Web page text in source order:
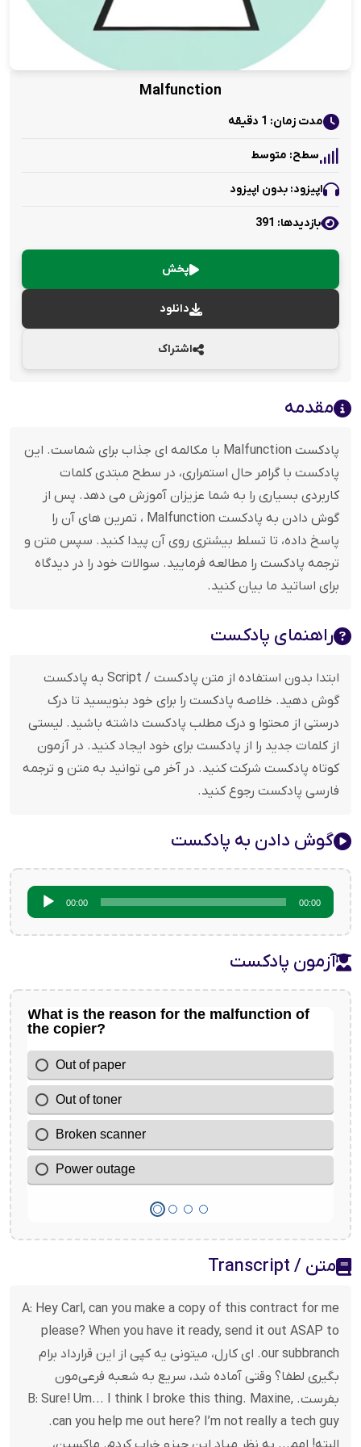
Malfunction
مدت زمان: 1 دقیقه
سطح: متوسط
اپیزود: بدون اپیزود
بازدید‌ها: 391
پخش
دانلود
اشتراک
مقدمه
پادکست Malfunction با مکالمه ای جذاب برای شماست. این
پادکست با گرامر حال استمراری، در سطح مبتدی کلمات
کاربردی بسیاری را به شما عزیزان آموزش می دهد. پس از
گوش دادن به پادکست Malfunction ، تمرین های آن را
پاسخ داده، تا تسلط بیشتری روی آن پیدا کنید. سپس متن و
ترجمه پادکست را مطالعه فرمایید. سوالات خود را در دیدگاه
برای اساتید ما بیان کنید.
راهنمای پادکست
ابتدا بدون استفاده از متن پادکست / Script به پادکست
گوش دهید. خلاصه پادکست را برای خود بنویسید تا درک
درستی از محتوا و درک مطلب پادکست داشته باشید. لیستی
از کلمات جدید را از پادکست برای خود ایجاد کنید. در آزمون
کوتاه پادکست شرکت کنید. در آخر می توانید به متن و ترجمه
فارسی پادکست رجوع کنید.
گوش دادن به پادکست
صوت
00:00 00:00
آزمون پادکست
متن / Transcript
A: Hey Carl, can you make a copy of this contract for me
please? When you have it ready, send it out ASAP to
our subbranch. ای کارل، میتونی یه کپی از این قرارداد برام
بگیری لطفا؟ وقتی آماده شد، سریع به شعبه فرعی‌مون
بفرست. B: Sure! Um... I think I broke this thing. Maxine,
can you help me out here? I’m not really a tech guy.